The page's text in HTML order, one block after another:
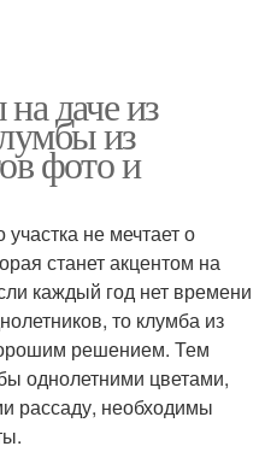
даче из
из
фото и
не мечтает о
станет акцентом на
каждый год нет времени
то клумба из
решением. Тем
однолетними цветами,
рассаду, необходимы